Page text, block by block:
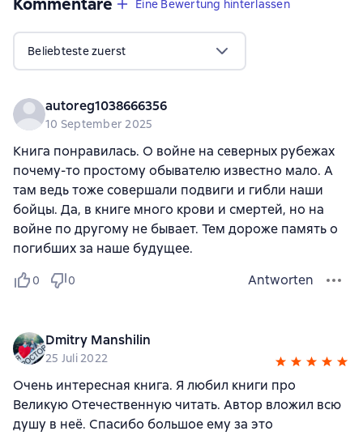
Eine Bewertung hinterlassen
Beliebteste zuerst
autoreg1038666356
10 September 2025
Книга понравилась. О войне на северных рубежах
почему-то простому обывателю известно мало. А
там ведь тоже совершали подвиги и гибли наши
бойцы. Да, в книге много крови и смертей, но на
войне по другому не бывает. Тем дороже память о
погибших за наше будущее.
0 0 Antworten
Dmitry Manshilin
25 Juli 2022
Очень интересная книга. Я любил книги про
Великую Отечественную читать. Автор вложил всю
душу в неё. Спасибо большое ему за это